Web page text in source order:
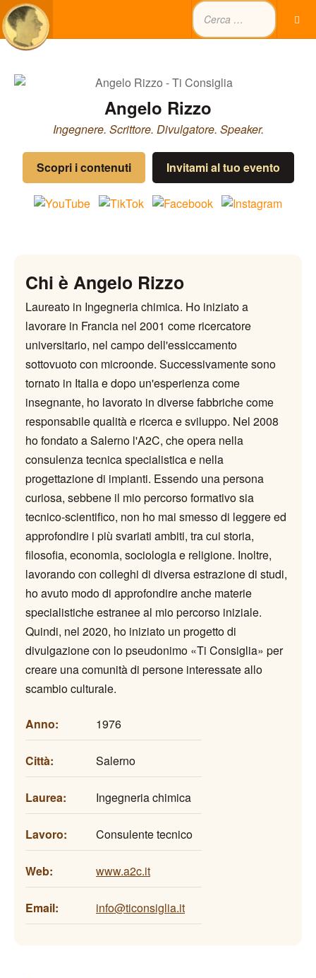
Angelo Rizzo
Ingegnere. Scrittore. Divulgatore. Speaker.
Scopri i contenuti Invitami al tuo evento
Chi è Angelo Rizzo
Laureato in Ingegneria chimica. Ho iniziato a
lavorare in Francia nel 2001 come ricercatore
universitario, nel campo dell'essiccamento
sottovuoto con microonde. Successivamente sono
tornato in Italia e dopo un'esperienza come
insegnante, ho lavorato in diverse fabbriche come
responsabile qualità e ricerca e sviluppo. Nel 2008
ho fondato a Salerno l'A2C, che opera nella
consulenza tecnica specialistica e nella
progettazione di impianti. Essendo una persona
curiosa, sebbene il mio percorso formativo sia
tecnico-scientifico, non ho mai smesso di leggere ed
approfondire i più svariati ambiti, tra cui storia,
filosofia, economia, sociologia e religione. Inoltre,
lavorando con colleghi di diversa estrazione di studi,
ho avuto modo di approfondire anche materie
specialistiche estranee al mio percorso iniziale.
Quindi, nel 2020, ho iniziato un progetto di
divulgazione con lo pseudonimo «Ti Consiglia» per
creare una comunità di persone interessate allo
scambio culturale.
Anno: 1976
Città: Salerno
Laurea: Ingegneria chimica
Lavoro: Consulente tecnico
Web: www.a2c.it
Email: info@ticonsiglia.it